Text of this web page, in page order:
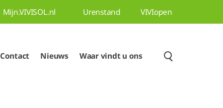
Mijn.VIVISOL.nl Urenstand VIVIopen
Contact Nieuws Waar vindt u ons